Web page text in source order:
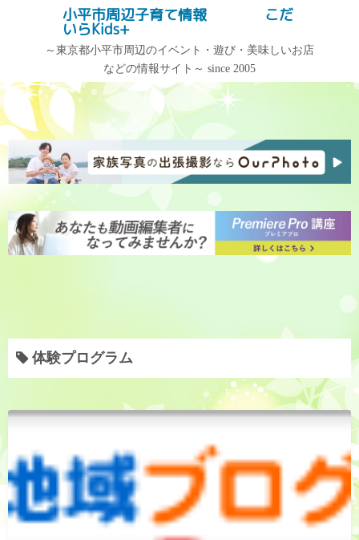
ツ
へ
キ
記事検索
記事カテゴリー
記
事
カ
テ
ゴ
リ
ー
カ
イ
小平市周辺子育て情報 こだ
いらKids+
～東京都小平市周辺のイベント・遊び・美味しいお店
などの情報サイト～ since 2005
体験プログラム